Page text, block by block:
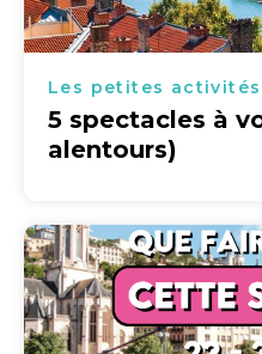
Les petites activités
5 spectacles à
alentours)